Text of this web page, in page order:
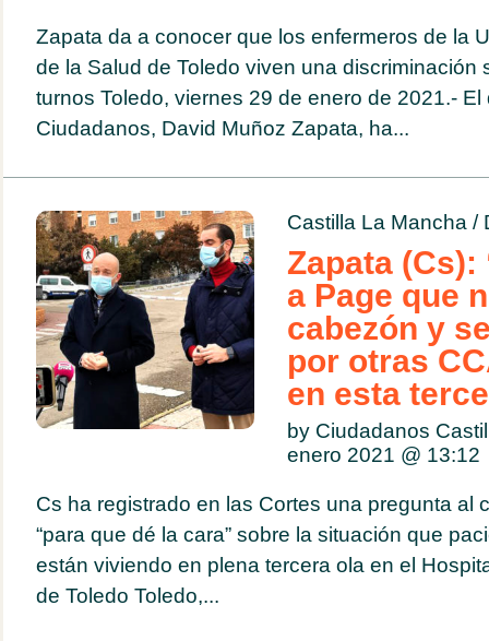
Zapata da a conocer que los enfermeros de la
de la Salud de Toledo viven una discriminación
turnos Toledo, viernes 29 de enero de 2021.-
Ciudadanos, David Muñoz Zapata, ha...
Castilla La Mancha /
Zapata (Cs):
a Page que
cabezón y
por otras
en esta
by Ciudadanos
enero 2021 @ 13:12
Cs ha registrado en las Cortes una pregunta al
“para que dé la cara” sobre la situación que
están viviendo en plena tercera ola en el
de Toledo Toledo,...